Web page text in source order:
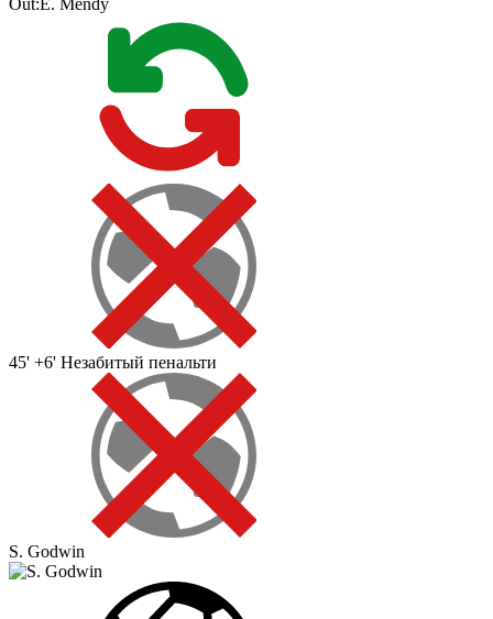
Out: É. Mendy
45' +6' Незабитый пенальти
S. Godwin